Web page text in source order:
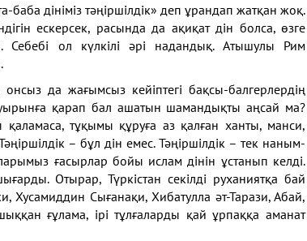
баба дініміз тәңіршілдік» деп ұрандап жатқан жоқ.
ескерсек, расында да ақиқат дін болса, өзге
Себебі ол күлкілі әрі надандық. Атышулы Рим
да жағымсыз кейіптегі бақсы-балгерлердің
қарап бал ашатын шамандықты аңсай ма?
тұқымы құруға аз қалған ханты, манси,
– бұл дін емес. Тәңіршілдік – тек наным-
ғасырлар бойы ислам дінін ұстанып келді.
Отырар, Түркістан секілді руханиятқа бай
Хусамиддин Сығанақи, Хибатулла әт-Тарази, Абай,
ғұлама, ірі тұлғаларды қай ұрпаққа аманат